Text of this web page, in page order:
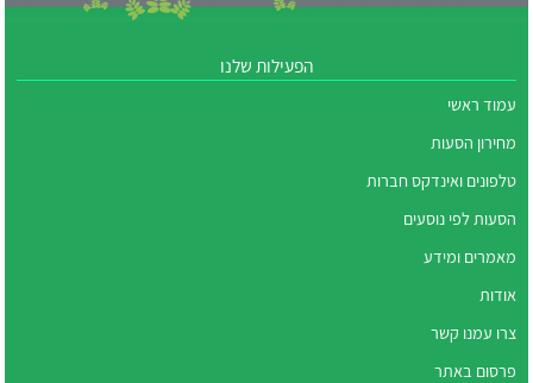
הפעילות שלנו
עמוד ראשי
מחירון הסעות
טלפונים ואינדקס חברות
הסעות לפי נוסעים
מאמרים ומידע
אודות
צרו עמנו קשר
פרסום באתר